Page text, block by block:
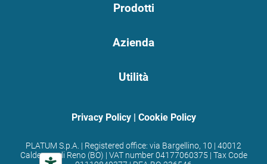
Prodotti
Azienda
Utilità
Privacy Policy| Cookie Policy
PLATUM S.p.A. | Registered office: via Bargellino, 10 | 40012
Calderara di Reno (BO) | VAT number 04177060375 | Tax Code